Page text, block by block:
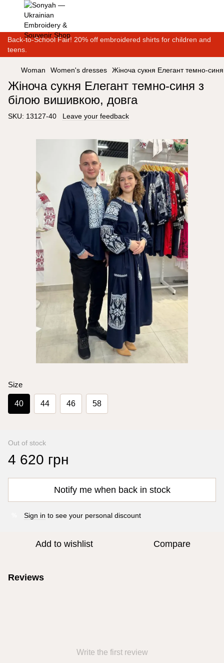
Back-to-School Fair! 20% off embroidered shirts for children and
teens.
Woman Women's dresses Жіноча сукня Елегант темно-
Жіноча сукня Елегант темно-синя з
білою вишивкою, довга
SKU: 13127-40 Leave your feedback
Size
40 44 46 58
Out of stock
4 620 грн
Notify me when back in stock
Sign in to see your personal discount
Add to wishlist Compare
Reviews
Write the first review